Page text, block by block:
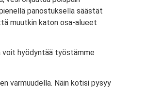
panostuksella säästät
muutkin katon osa-alueet
voit hyödyntää työstämme
varmuudella. Näin kotisi pysyy